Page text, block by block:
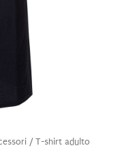
/ T-shirt adulto